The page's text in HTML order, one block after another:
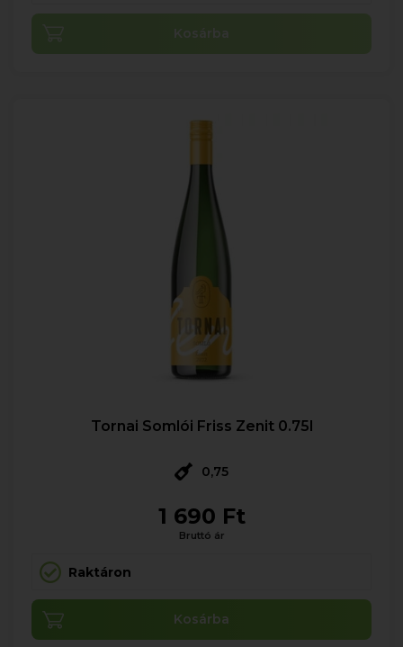
Kosárba
Tornai Somlói Friss Zenit 0.75l
0,75
1 690 Ft
Bruttó ár
Raktáron
Kosárba